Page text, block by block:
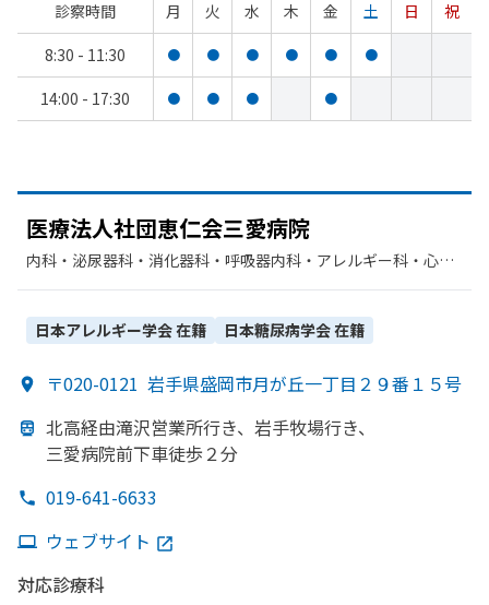
診察時間 月 火 水 木 金 土 日
祝
8:30 - 11:30
● ● ● ● ● ●
14:00 - 17:30 ● ● ● ●
医療法人社団恵仁会三愛病院
内科・​泌尿器科・​消化器科・​呼吸器内科・​アレルギー科・​心臓
日本アレルギー学会在籍 日本糖尿病学会在籍
〒020-0121 岩手県盛岡市月が丘一丁目２９番１５号
北高経由滝沢営業所行き、 岩手牧場行き、
三愛病院前下車徒歩２分
019-641-6633
ウェブサイト
対応診療科